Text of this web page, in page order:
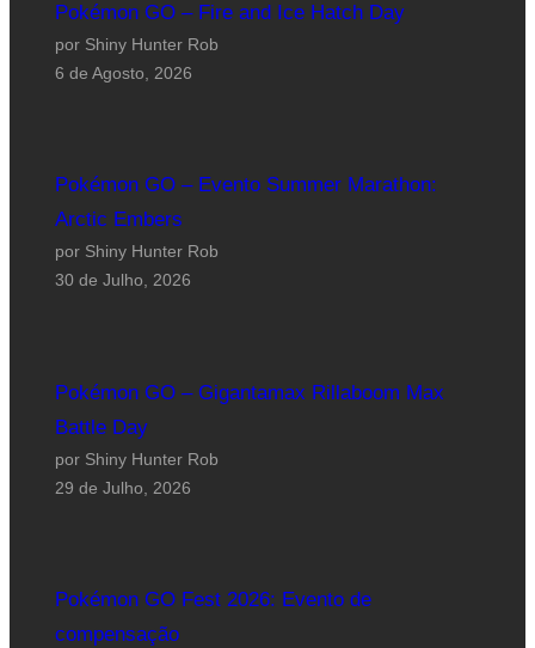
Pokémon GO – Fire and Ice Hatch Day
por Shiny Hunter Rob
6 de Agosto, 2026
Pokémon GO – Evento Summer Marathon:
Arctic Embers
por Shiny Hunter Rob
30 de Julho, 2026
Pokémon GO – Gigantamax Rillaboom Max
Battle Day
por Shiny Hunter Rob
29 de Julho, 2026
Pokémon GO Fest 2026: Evento de
compensação